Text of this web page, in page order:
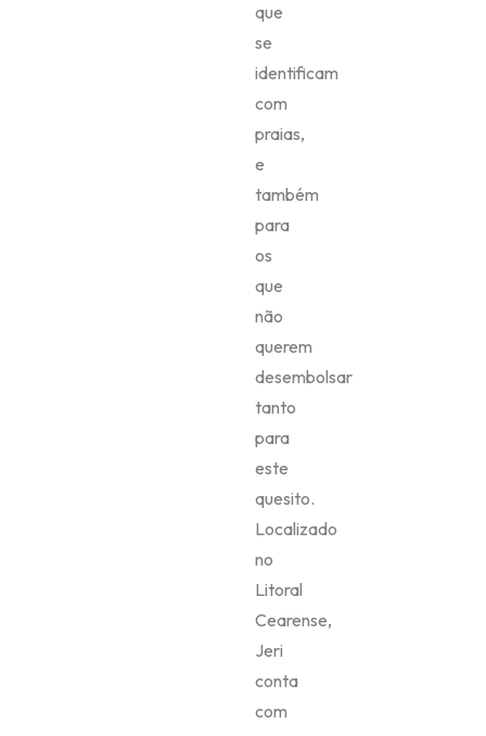
que
se
identificam
com
praias,
e
também
para
os
que
não
querem
desembolsar
tanto
para
este
quesito.
Localizado
no
Litoral
Cearense,
Jeri
conta
com